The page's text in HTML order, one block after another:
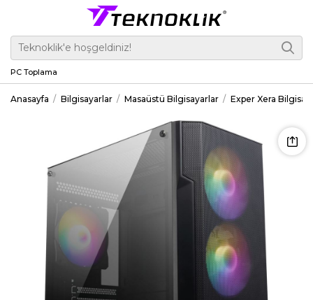
PC Toplama
Anasayfa Bilgisayarlar Masaüstü Bilgisayarlar Exper Xera